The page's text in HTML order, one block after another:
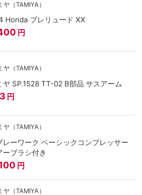
ヤ（TAMIYA）
Honda プレリュード XX
円
ヤ（TAMIYA）
ヤ SP.1528 TT-02 B部品 サスアーム
円
ヤ（TAMIYA）
レーワーク ベーシックコンプレッサー
ーブラシ付き
円
ヤ（TAMIYA）